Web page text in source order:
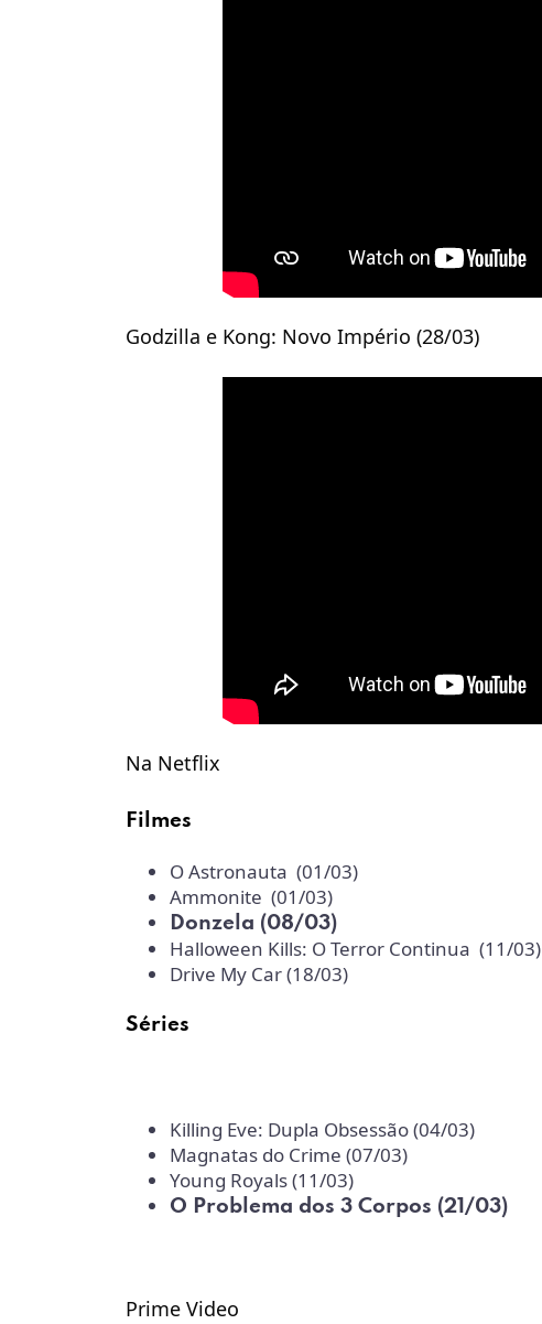
Godzilla e Kong: Novo Império (28/03)
Na Netflix
Filmes
O Astronauta (01/03)
Ammonite (01/03)
Donzela (08/03)
Halloween Kills: O Terror Continua (11/03)
Drive My Car (18/03)
Séries
Killing Eve: Dupla Obsessão (04/03)
Magnatas do Crime (07/03)
Young Royals (11/03)
O Problema dos 3 Corpos (21/03)
Prime Video